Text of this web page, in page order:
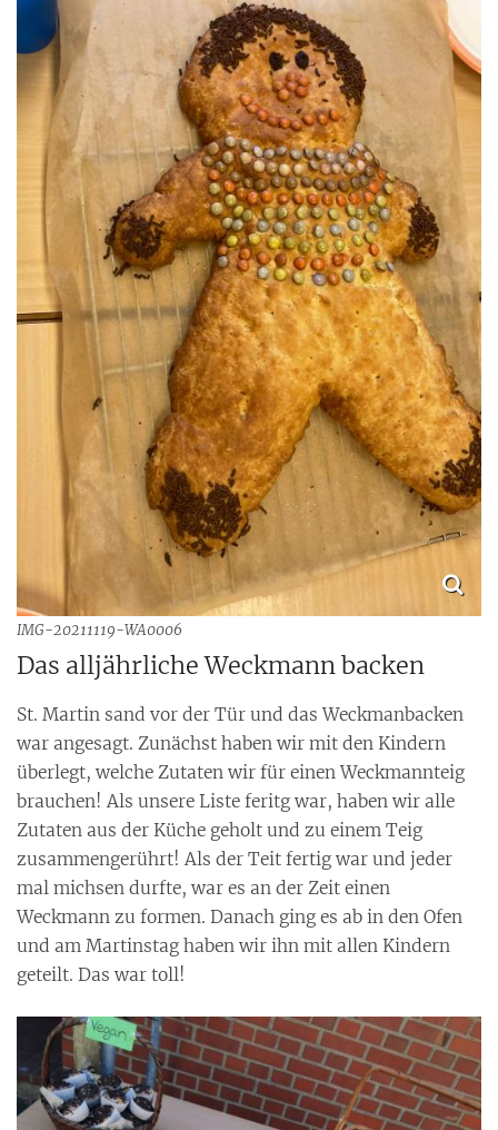
IMG-20211119-WA0006
Das alljährliche Weckmann backen
St. Martin sand vor der Tür und das Weckmanbacken
war angesagt. Zunächst haben wir mit den Kindern
überlegt, welche Zutaten wir für einen Weckmannteig
brauchen! Als unsere Liste feritg war, haben wir alle
Zutaten aus der Küche geholt und zu einem Teig
zusammengerührt! Als der Teit fertig war und jeder
mal michsen durfte, war es an der Zeit einen
Weckmann zu formen. Danach ging es ab in den Ofen
und am Martinstag haben wir ihn mit allen Kindern
geteilt. Das war toll!